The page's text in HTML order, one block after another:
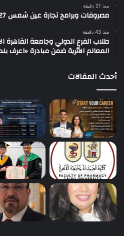
منذ 21 دقيقة
مصروفات وبرامج تجارة عين شمس 2026/2027
منذ 43 دقيقة
طلاب الفرع الدولي وجامعة القاهرة
المعالم الأثرية ضمن مبادرة «اعرف
أحدث المقالات